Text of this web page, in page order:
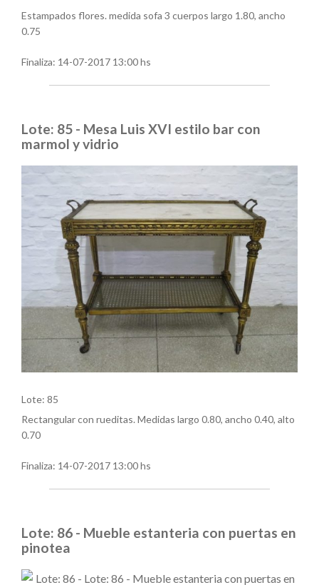
Estampados flores. medida sofa 3 cuerpos largo 1.80, ancho
0.75
Finaliza: 14-07-2017 13:00 hs
Lote: 85 - Mesa Luis XVI estilo bar con
marmol y vidrio
Lote: 85
Rectangular con rueditas. Medidas largo 0.80, ancho 0.40, alto
0.70
Finaliza: 14-07-2017 13:00 hs
Lote: 86 - Mueble estanteria con puertas en
pinotea